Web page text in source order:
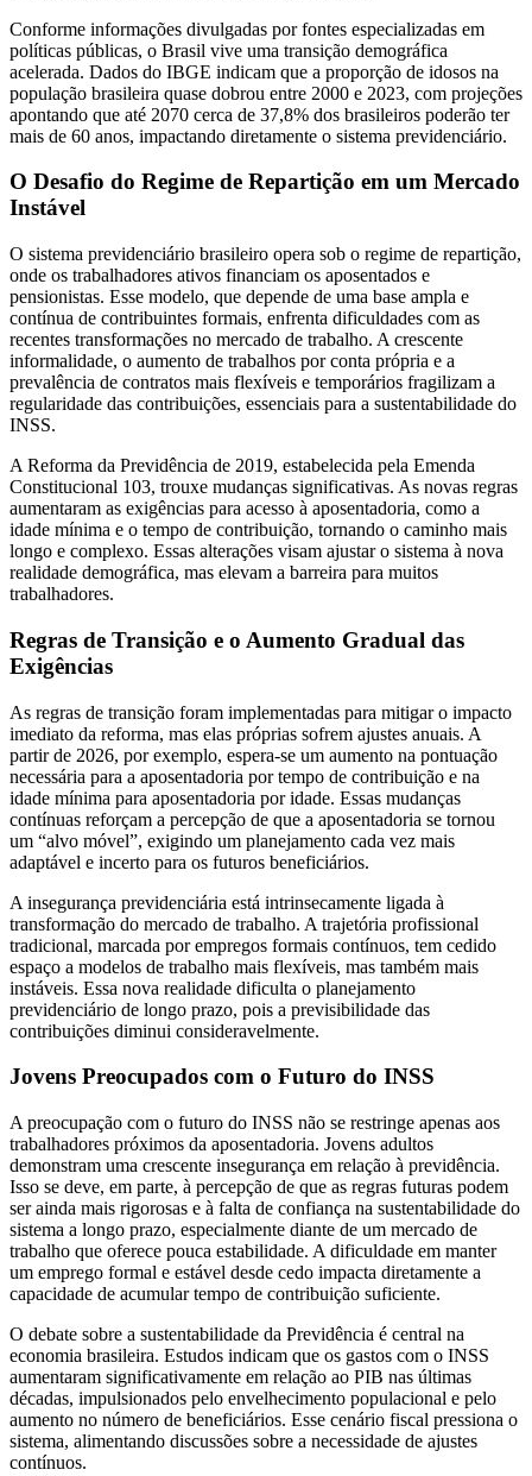
Conforme informações divulgadas por fontes especializadas em
políticas públicas, o Brasil vive uma transição demográfica
acelerada. Dados do IBGE indicam que a proporção de idosos na
população brasileira quase dobrou entre 2000 e 2023, com projeções
apontando que até 2070 cerca de 37,8% dos brasileiros poderão ter
mais de 60 anos, impactando diretamente o sistema previdenciário.
O Desafio do Regime de Repartição em um Mercado
Instável
O sistema previdenciário brasileiro opera sob o regime de repartição,
onde os trabalhadores ativos financiam os aposentados e
pensionistas. Esse modelo, que depende de uma base ampla e
contínua de contribuintes formais, enfrenta dificuldades com as
recentes transformações no mercado de trabalho. A crescente
informalidade, o aumento de trabalhos por conta própria e a
prevalência de contratos mais flexíveis e temporários fragilizam a
regularidade das contribuições, essenciais para a sustentabilidade do
INSS.
A Reforma da Previdência de 2019, estabelecida pela Emenda
Constitucional 103, trouxe mudanças significativas. As novas regras
aumentaram as exigências para acesso à aposentadoria, como a
idade mínima e o tempo de contribuição, tornando o caminho mais
longo e complexo. Essas alterações visam ajustar o sistema à nova
realidade demográfica, mas elevam a barreira para muitos
trabalhadores.
Regras de Transição e o Aumento Gradual das
Exigências
As regras de transição foram implementadas para mitigar o impacto
imediato da reforma, mas elas próprias sofrem ajustes anuais. A
partir de 2026, por exemplo, espera-se um aumento na pontuação
necessária para a aposentadoria por tempo de contribuição e na
idade mínima para aposentadoria por idade. Essas mudanças
contínuas reforçam a percepção de que a aposentadoria se tornou
um “alvo móvel”, exigindo um planejamento cada vez mais
adaptável e incerto para os futuros beneficiários.
A insegurança previdenciária está intrinsecamente ligada à
transformação do mercado de trabalho. A trajetória profissional
tradicional, marcada por empregos formais contínuos, tem cedido
espaço a modelos de trabalho mais flexíveis, mas também mais
instáveis. Essa nova realidade dificulta o planejamento
previdenciário de longo prazo, pois a previsibilidade das
contribuições diminui consideravelmente.
Jovens Preocupados com o Futuro do INSS
A preocupação com o futuro do INSS não se restringe apenas aos
trabalhadores próximos da aposentadoria. Jovens adultos
demonstram uma crescente insegurança em relação à previdência.
Isso se deve, em parte, à percepção de que as regras futuras podem
ser ainda mais rigorosas e à falta de confiança na sustentabilidade do
sistema a longo prazo, especialmente diante de um mercado de
trabalho que oferece pouca estabilidade. A dificuldade em manter
um emprego formal e estável desde cedo impacta diretamente a
capacidade de acumular tempo de contribuição suficiente.
O debate sobre a sustentabilidade da Previdência é central na
economia brasileira. Estudos indicam que os gastos com o INSS
aumentaram significativamente em relação ao PIB nas últimas
décadas, impulsionados pelo envelhecimento populacional e pelo
aumento no número de beneficiários. Esse cenário fiscal pressiona o
sistema, alimentando discussões sobre a necessidade de ajustes
contínuos.